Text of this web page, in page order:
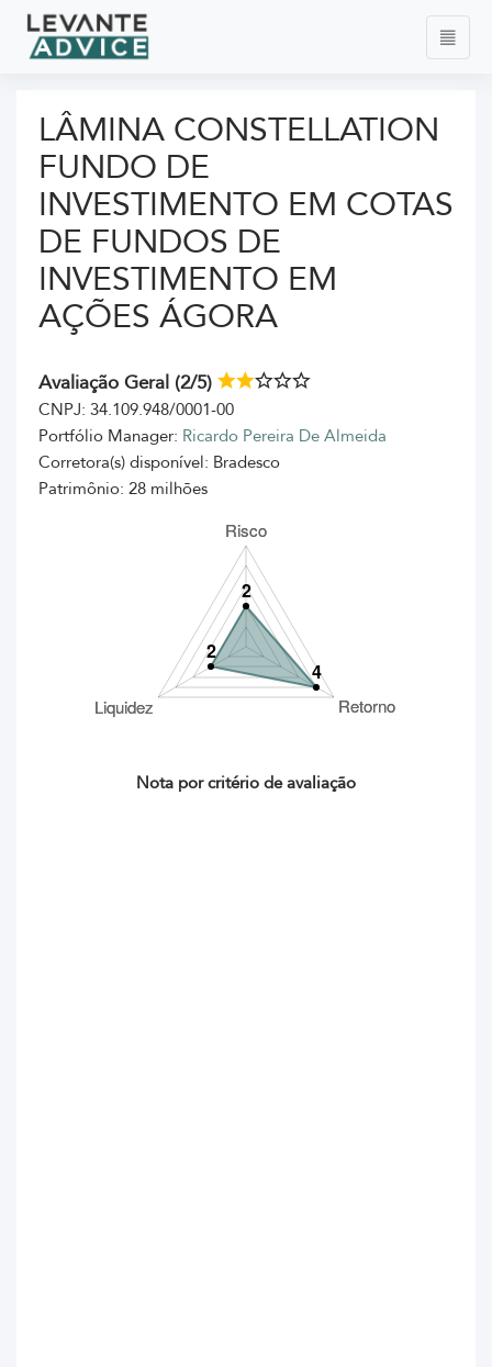
LÂMINA CONSTELLATION
FUNDO DE
INVESTIMENTO EM COTAS
DE FUNDOS DE
INVESTIMENTO EM
AÇÕES ÁGORA
Avaliação Geral (2/5)
CNPJ: 34.109.948/0001-00
Portfólio Manager: Ricardo Pereira De Almeida
Corretora(s) disponível: Bradesco
Patrimônio: 28 milhões
Nota por critério de avaliação